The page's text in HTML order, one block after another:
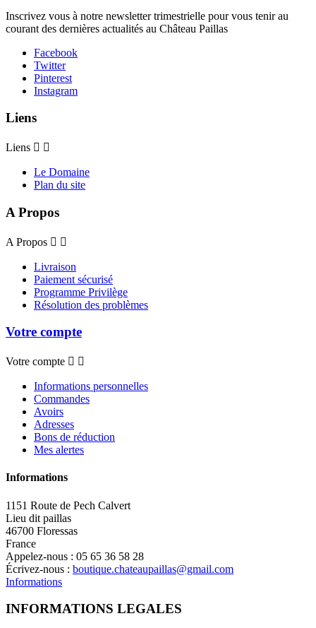
Inscrivez vous à notre newsletter trimestrielle pour vous tenir au
courant des dernières actualités au Château Paillas
Facebook
Twitter
Pinterest
Instagram
Liens
Liens  
Le Domaine
Plan du site
A Propos
A Propos  
Livraison
Paiement sécurisé
Programme Privilège
Résolution des problèmes
Votre compte
Votre compte  
Informations personnelles
Commandes
Avoirs
Adresses
Bons de réduction
Mes alertes
Informations
1151 Route de Pech Calvert
Lieu dit paillas
46700 Floressas
France
Appelez-nous : 05 65 36 58 28
Écrivez-nous : boutique.chateaupaillas@gmail.com
Informations
INFORMATIONS LEGALES